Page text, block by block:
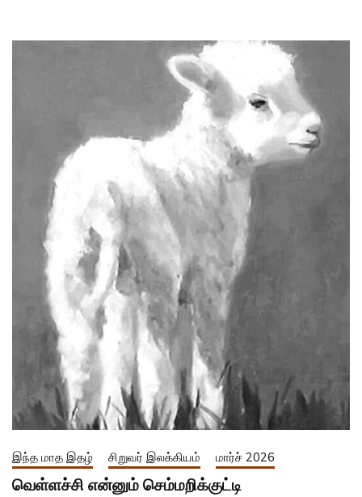
இந்த மாத இதழ் சிறுவர் இலக்கியம் மார்ச் 2026
வெள்ளச்சி என்னும் செம்மறிக்குட்டி